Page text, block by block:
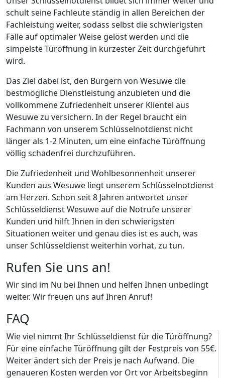
schult seine Fachleute ständig in allen Bereichen der
Fachleistung weiter, sodass selbst die schwierigsten
Fälle auf optimaler Weise gelöst werden und die
simpelste Türöffnung in kürzester Zeit durchgeführt
wird.
Das Ziel dabei ist, den Bürgern von Wesuwe die
bestmögliche Dienstleistung anzubieten und die
vollkommene Zufriedenheit unserer Klientel aus
Wesuwe zu versichern. In der Regel braucht ein
Fachmann von unserem Schlüsselnotdienst nicht
länger als 1-2 Minuten, um eine einfache Türöffnung
völlig schadenfrei durchzuführen.
Die Zufriedenheit und Wohlbesonnenheit unserer
Kunden aus Wesuwe liegt unserem Schlüsselnotdienst
am Herzen. Schon seit 8 Jahren antwortet unser
Schlüsseldienst Wesuwe auf die Notrufe unserer
Kunden und hilft Ihnen in den schwierigsten
Situationen weiter und genau dies ist es auch, was
unser Schlüsseldienst weiterhin vorhat, zu tun.
Rufen Sie uns an!
Wir sind im Nu bei Ihnen und helfen Ihnen unbedingt
weiter. Wir freuen uns auf Ihren Anruf!
FAQ
Wie viel nimmt Ihr Schlüsseldienst für die Türöffnung?
Für eine einfache Türöffnung gilt der Festpreis von 55€.
Weiter ändert sich der Preis je nach Aufwand. Die
genaueren Kosten werden vor Ort vor Arbeitsbeginn